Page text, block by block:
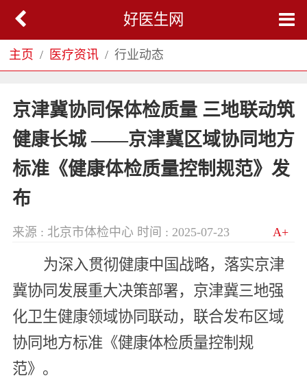
好医生网
主页 医疗资讯 行业动态
京津冀协同保体检质量 三地联动筑
健康长城 ——京津冀区域协同地方
标准《健康体检质量控制规范》发
布
来源 : 北京市体检中心 时间 : 2025-07-23 A+
为深入贯彻健康中国战略，落实京津
冀协同发展重大决策部署，京津冀三地强
化卫生健康领域协同联动，联合发布区域
协同地方标准《健康体检质量控制规
范》。